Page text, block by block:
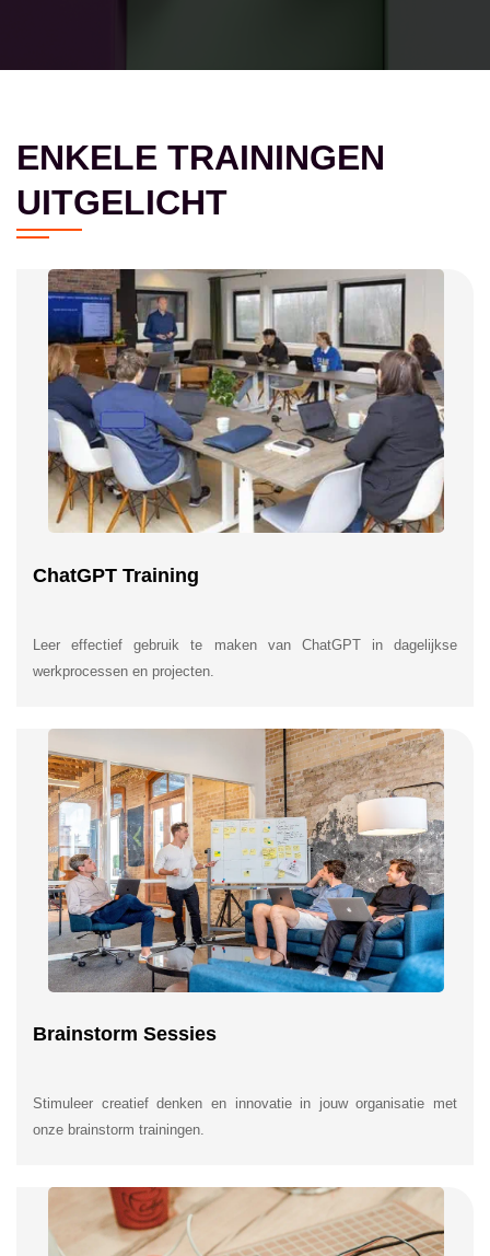
ENKELE TRAININGEN
UITGELICHT
ChatGPT Training
Leer effectief gebruik te maken van ChatGPT in dagelijkse
werkprocessen en projecten.
Brainstorm Sessies
Stimuleer creatief denken en innovatie in jouw organisatie met
onze brainstorm trainingen.